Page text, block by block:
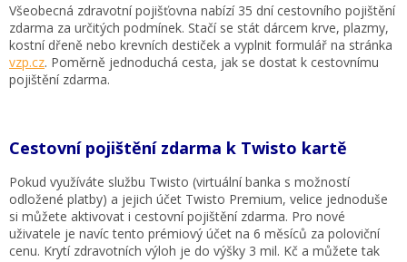
Všeobecná zdravotní pojišťovna nabízí 35 dní cestovního pojištění
zdarma za určitých podmínek. Stačí se stát dárcem krve, plazmy,
kostní dřeně nebo krevních destiček a vyplnit formulář na stránka
vzp.cz. Poměrně jednoduchá cesta, jak se dostat k cestovnímu
pojištění zdarma.
Cestovní pojištění zdarma k Twisto kartě
Pokud využíváte službu Twisto (virtuální banka s možností
odložené platby) a jejich účet Twisto Premium, velice jednoduše
si můžete aktivovat i cestovní pojištění zdarma. Pro nové
uživatele je navíc tento prémiový účet na 6 měsíců za poloviční
cenu. Krytí zdravotních výloh je do výšky 3 mil. Kč a můžete tak